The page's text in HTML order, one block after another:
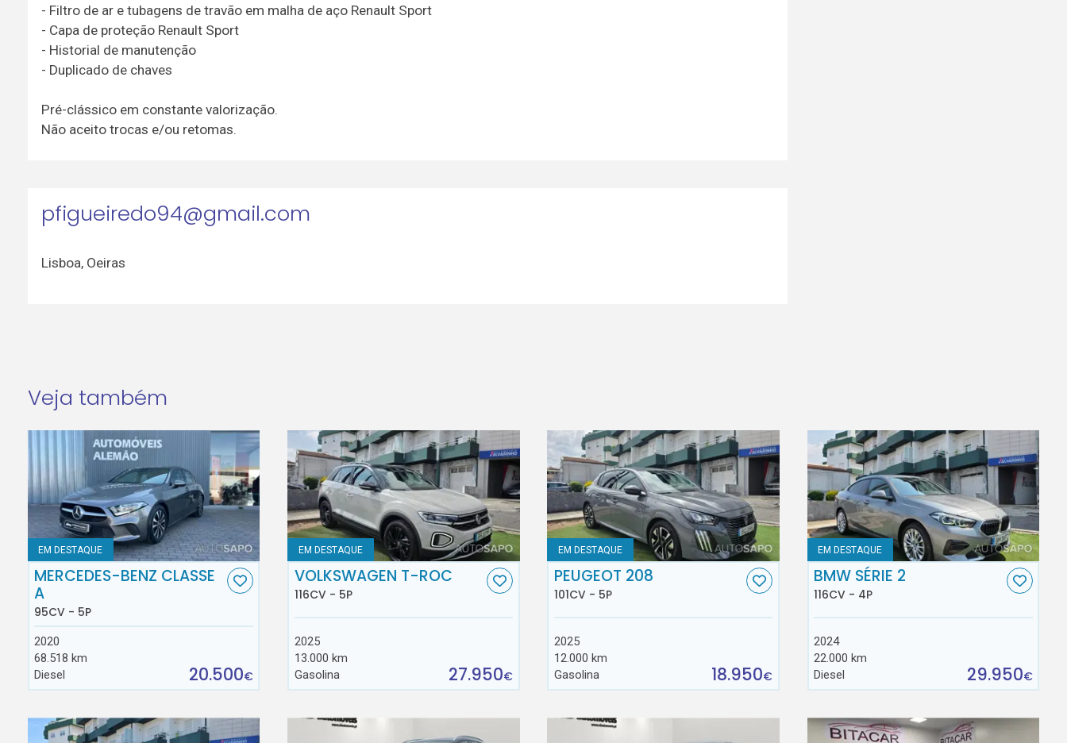
- Filtro de ar e tubagens de travão em malha de aço Renault Sport
- Capa de proteção Renault Sport
- Historial de manutenção
- Duplicado de chaves
Pré-clássico em constante valorização.
Não aceito trocas e/ou retomas.
pfigueiredo94@gmail.com
Lisboa, Oeiras
Veja também
EM DESTAQUE
MERCEDES-BENZ CLASSE
A
95CV - 5P
2020
68.518 km
Diesel
20.500€
EM DESTAQUE
VOLKSWAGEN T-ROC
116CV - 5P
2025
13.000 km
Gasolina
27.950€
EM DESTAQUE
PEUGEOT 208
101CV - 5P
2025
12.000 km
Gasolina
18.950€
EM DESTAQUE
BMW SÉRIE 2
116CV - 4P
2024
22.000 km
Diesel
29.950€